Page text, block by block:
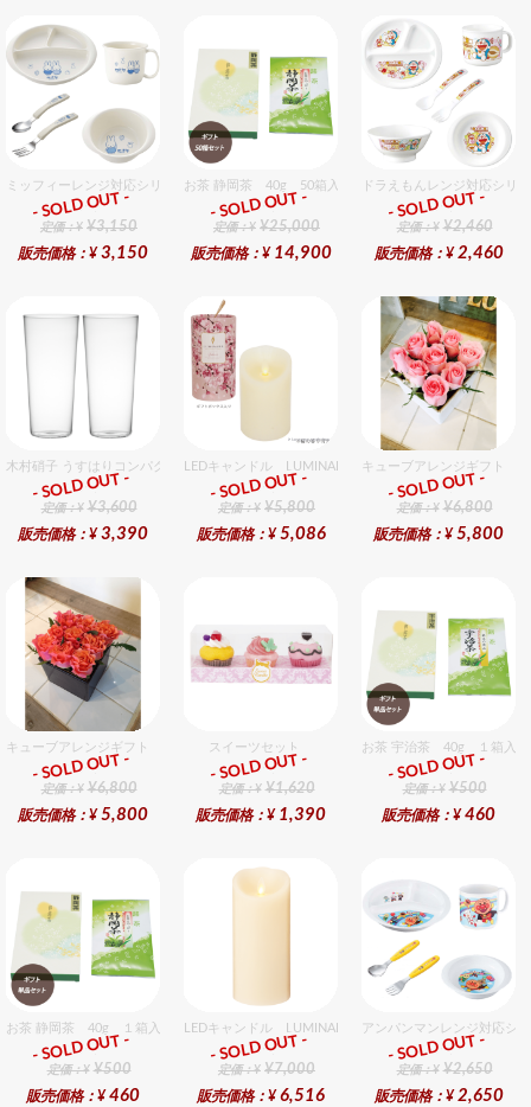
ミッフィーレンジ対応シリーズ セット販売商品です。
ギフト
定価：¥ ¥3,150
販売価格：¥ 3,150
- SOLD OUT -
お茶 静岡茶 40g 50箱入セット
ギフト
定価：¥ ¥25,000
販売価格：¥ 14,900
- SOLD OUT -
ドラえもんレンジ対応シリ
ギフト
定価：¥ ¥2,460
販売価格：¥ 2,460
- SOLD OUT -
木村硝子 うすはりコンパクト500cc ゾンビグラスギフトセット（2個入り）
ギフト
定価：¥ ¥3,600
販売価格：¥ 3,390
- SOLD OUT -
LEDキャンドル LUMINARA（ルミナラ） 桜ピラー3x4
ギフト
定価：¥ ¥5,800
販売価格：¥ 5,086
- SOLD OUT -
キューブアレンジギフト
ギフト
定価：¥ ¥6,800
販売価格：¥ 5,800
- SOLD OUT -
キューブアレンジギフト オレンジ
ギフト
定価：¥ ¥6,800
販売価格：¥ 5,800
- SOLD OUT -
スイーツセット
ギフト
定価：¥ ¥1,620
販売価格：¥ 1,390
- SOLD OUT -
お茶 宇治茶 40g １箱入セ
ギフト
定価：¥ ¥500
販売価格：¥ 460
- SOLD OUT -
お茶 静岡茶 40g １箱入セット
ギフト
定価：¥ ¥500
販売価格：¥ 460
- SOLD OUT -
LEDキャンドル LUMINARA（ルミナラ） アイボリー
ギフト
定価：¥ ¥7,000
販売価格：¥ 6,516
- SOLD OUT -
アンパンマンレンジ対応シ
ギフト
定価：¥ ¥2,650
販売価格：¥ 2,650
- SOLD OUT -